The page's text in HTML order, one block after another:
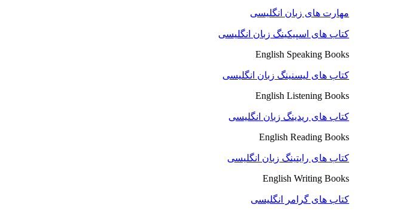
مهارت های زبان انگلیسی
کتاب های اسپیکینگ زبان انگلیسی
English Speaking Books
کتاب های لیسنینگ زبان انگلیسی
English Listening Books
کتاب های ریدینگ زبان انگلیسی
English Reading Books
کتاب های رایتینگ زبان انگلیسی
English Writing Books
کتاب های گرامر انگلیسی